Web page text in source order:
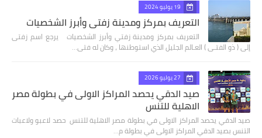
19 يوليو 2024
التعريف بمركز ومدينة زفتي وأبرز الشخصيات
التعريف بمركز ومدينة زفتي وأبرز الشخصيات يرجع اسم زفتى
إلى ( ذو الفتـى ) العـالم الجليل الذي استوطنها ، وكان له فتى…
27 يوليو 2026
صيد الدقي يحصد المراكز الاولى في بطولة مصر
الاهلية للتنس
صيد الدقي يحصد المراكز الاولى في بطولة مصر الاهلية للتنس حصد لاعبو ولاعبات
التنس بصيد الدقي المراكز الاولى في بطولة م…